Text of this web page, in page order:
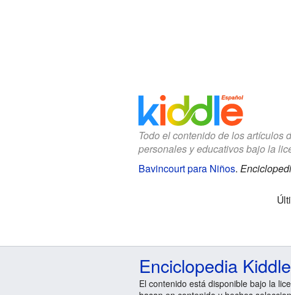
Todo el contenido de los artículos
personales y educativos bajo la
Bavincourt para Niños.
Enciclopedia Kiddle
El contenido está disponible bajo la